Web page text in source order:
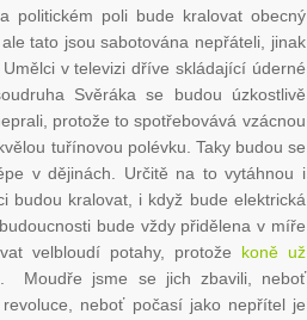
politickém poli bude kralovat obecný
tato jsou sabotována nepřáteli, jinak
v televizi dříve skládající úderné
Svěráka se budou úzkostlivě
protože to spotřebovává vzácnou
tuřínovou polévku. Taky budou se
v dějinách. Určitě na to vytáhnou i
budou kralovat, i když bude elektrická
bude vždy přidělena v míře
velbloudí potahy, protože koně už
Moudře jsme se jich zbavili, neboť
neboť počasí jako nepřítel je